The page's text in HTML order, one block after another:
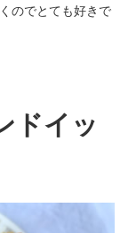
のでとても好きで
ドイッ